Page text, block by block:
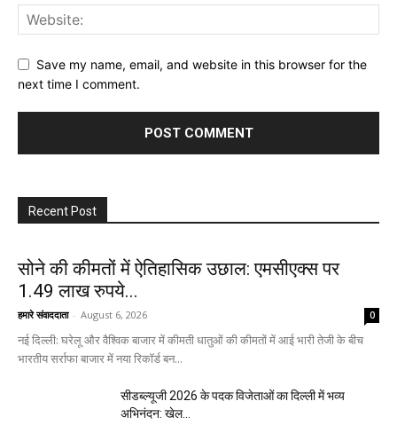
Save my name, email, and website in this browser for the
next time I comment.
Recent Post
सोने की कीमतों में ऐतिहासिक उछाल: एमसीएक्स पर
1.49 लाख रुपये...
हमारे संवाददाता - August 6, 2026 0
नई दिल्ली: घरेलू और वैश्विक बाजार में कीमती धातुओं की कीमतों में आई भारी तेजी के बीच
भारतीय सर्राफा बाजार में नया रिकॉर्ड बन...
सीडब्ल्यूजी 2026 के पदक विजेताओं का दिल्ली में भव्य
अभिनंदन: खेल...